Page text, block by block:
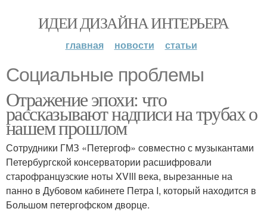
ИДЕИ ДИЗАЙНА ИНТЕРЬЕРА
главная новости статьи
Социальные проблемы
Отражение эпохи: что
рассказывают надписи на трубах о
нашем прошлом
Сотрудники ГМЗ «Петергоф» совместно с музыкантами
Петербургской консерватории расшифровали
старофранцузские ноты XVIII века, вырезанные на
панно в Дубовом кабинете Петра I, который находится в
Большом петергофском дворце.